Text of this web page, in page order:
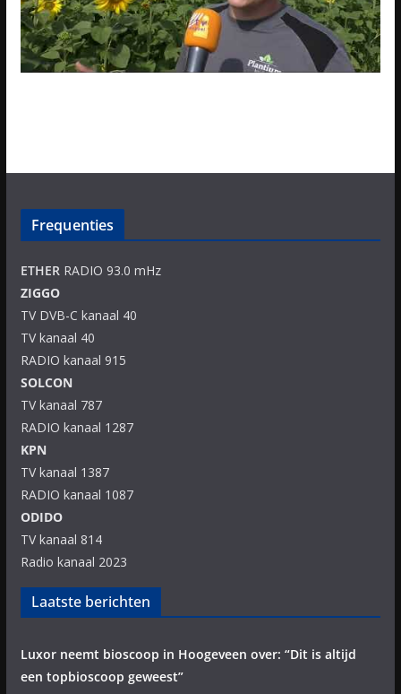
Frequenties
ETHERRADIO 93.0 mHz
ZIGGO
TV DVB-C kanaal 40
TV kanaal 40
RADIO kanaal 915
SOLCON
TV kanaal 787
RADIO kanaal 1287
KPN
TV kanaal 1387
RADIO kanaal 1087
ODIDO
TV kanaal 814
Radio kanaal 2023
Laatste berichten
Luxor neemt bioscoop in Hoogeveen over: “Dit is altijd
een topbioscoop geweest”